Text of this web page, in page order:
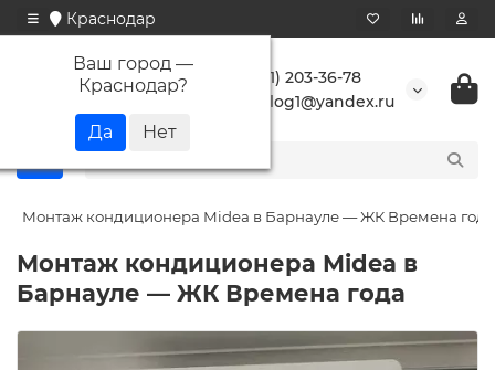
Краснодар
Ваш город —
Краснодар?
+7 (861) 203-36-78
buranlog1@yandex.ru
Монтаж кондиционера Midea в Барнауле — ЖК Времена года
Монтаж кондиционера Midea в
Барнауле — ЖК Времена года